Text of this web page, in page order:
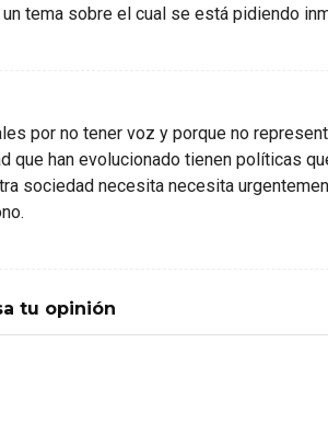
tema sobre el cual se está pidiendo
por no tener voz y porque no
que han evolucionado tienen políticas
sociedad necesita necesita
tu opinión